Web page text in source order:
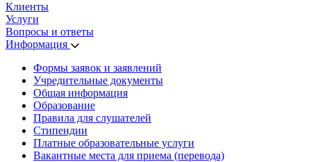
Клиенты
Услуги
Вопросы и ответы
Информация
Формы заявок и заявлений
Учредительные документы
Общая информация
Образование
Правила для слушателей
Стипендии
Платные образовательные услуги
Вакантные места для приема (перевода)